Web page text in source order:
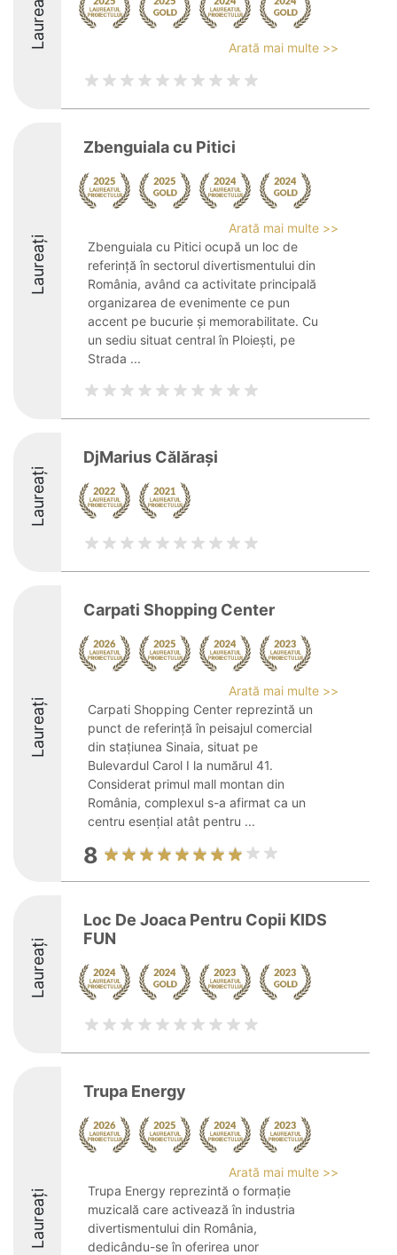
Laureați Arată mai multe >>
Laureați
Zbenguiala cu Pitici
Arată mai multe >>
Zbenguiala cu Pitici ocupă un loc de
referință în sectorul divertismentului din
România, având ca activitate principală
organizarea de evenimente ce pun
accent pe bucurie și memorabilitate. Cu
un sediu situat central în Ploiești, pe
Strada ...
Laureați
DjMarius Călărași
Laureați
Carpati Shopping Center
Arată mai multe >>
Carpati Shopping Center reprezintă un
punct de referință în peisajul comercial
din stațiunea Sinaia, situat pe
Bulevardul Carol I la numărul 41.
Considerat primul mall montan din
România, complexul s-a afirmat ca un
centru esențial atât pentru ...
8
Laureați
Loc De Joaca Pentru Copii KIDS
FUN
Laureați
Trupa Energy
Arată mai multe >>
Trupa Energy reprezintă o formație
muzicală care activează în industria
divertismentului din România,
dedicându-se în oferirea unor